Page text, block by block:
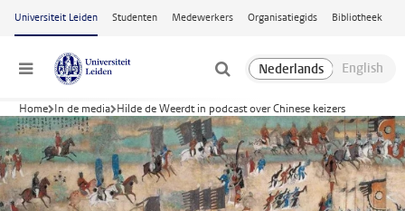
Ga naar hoofdinhoud
Universiteit Leiden Studenten Medewerkers Organisatiegids Bibliotheek
Menu
Home In de media Hilde de Weerdt in podcast over Chinese keizers